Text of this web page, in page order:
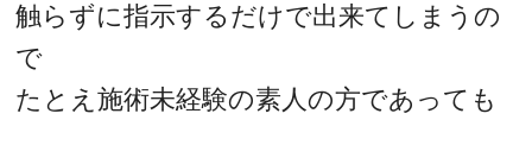
触らずに指示するだけで出来てしまうの
で
たとえ施術未経験の素人の方であっても